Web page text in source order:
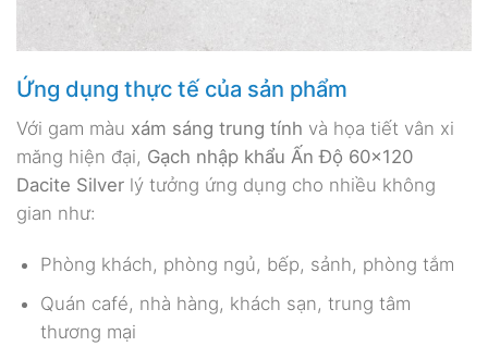
Ứng dụng thực tế của sản phẩm
Với gam màu xám sáng trung tính và họa tiết vân xi
măng hiện đại, Gạch nhập khẩu Ấn Độ 60×120
Dacite Silver lý tưởng ứng dụng cho nhiều không
gian như:
Phòng khách, phòng ngủ, bếp, sảnh, phòng tắm
Quán café, nhà hàng, khách sạn, trung tâm
thương mại